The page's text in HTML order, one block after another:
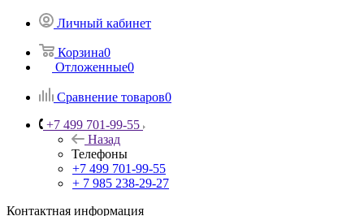
Личный кабинет
Корзина0
Отложенные0
Сравнение товаров0
+7 499 701-99-55
Назад
Телефоны
+7 499 701-99-55
+ 7 985 238-29-27
Контактная информация